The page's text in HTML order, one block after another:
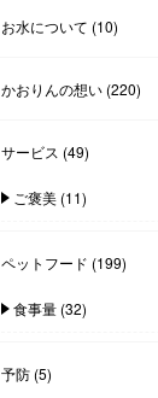
お水について (10)
かおりんの想い(220)
サービス (49)
ご褒美(11)
ペットフード (199)
食事量(32)
予防(5)